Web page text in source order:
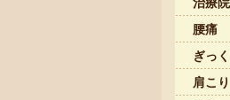
腰痛
ぎっ
肩こり